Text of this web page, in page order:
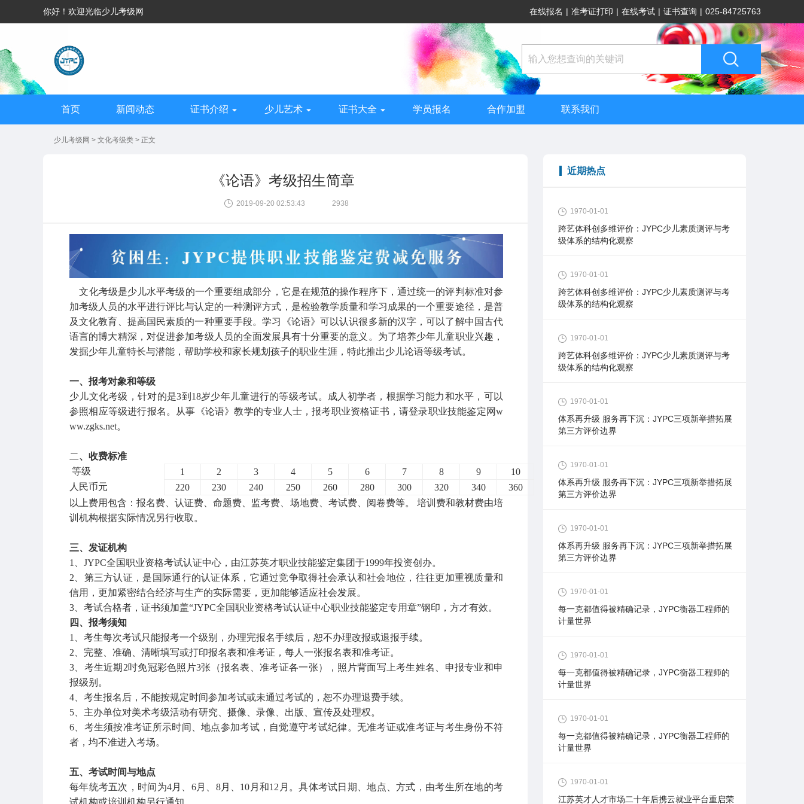
你好！欢迎光临少儿考级网 在线报名 | 准考证打印 | 在线考试 | 证书查询 | 025-84725763
首页 新闻动态 证书介绍 少儿艺术 证书大全 学员报名 合作加盟 联系我们
少儿考级网 > 文化考级类 > 正文
《论语》考级招生简章
2019-09-20 02:53:43 2938
文化考级是少儿水平考级的一个重要组成部分，它是在规范的操作程序下，通过统一的评判标准对参
加考级人员的水平进行评比与认定的一种测评方式，是检验教学质量和学习成果的一个重要途径，是普
及文化教育、提高国民素质的一种重要手段。学习《论语》可以认识很多新的汉字，可以了解中国古代
语言的博大精深，对促进参加考级人员的全面发展具有十分重要的意义。为了培养少年儿童职业兴趣，
发掘少年儿童特长与潜能，帮助学校和家长规划孩子的职业生涯，特此推出少儿论语等级考试。
一、报考对象和等级
少儿文化考级，针对的是3到18岁少年儿童进行的等级考试。成人初学者，根据学习能力和水平，可以
参照相应等级进行报名。从事《论语》教学的专业人士，报考职业资格证书，请登录职业技能鉴定网w
ww.zgks.net。
二、收费标准
等级
1 2 3 4 5 6 7 8 9
10
人民币元
220 230 240 250 260 280 300 320 340
360
以上费用包含：报名费、认证费、命题费、监考费、场地费、考试费、阅卷费等。 培训费和教材费由培
训机构根据实际情况另行收取。
三、发证机构
1、JYPC全国职业资格考试认证中心，由江苏英才职业技能鉴定集团于1999年投资创办。
2、第三方认证，是国际通行的认证体系，它通过竞争取得社会承认和社会地位，往往更加重视质量和
信用，更加紧密结合经济与生产的实际需要，更加能够适应社会发展。
3、考试合格者，证书须加盖“JYPC全国职业资格考试认证中心职业技能鉴定专用章”钢印，方才有效。
四、报考须知
1、考生每次考试只能报考一个级别，办理完报名手续后，恕不办理改报或退报手续。
2、完整、准确、清晰填写或打印报名表和准考证，每人一张报名表和准考证。
3、考生近期2吋免冠彩色照片3张（报名表、准考证各一张），照片背面写上考生姓名、申报专业和申
报级别。
4、考生报名后，不能按规定时间参加考试或未通过考试的，恕不办理退费手续。
5、主办单位对美术考级活动有研究、摄像、录像、出版、宣传及处理权。
6、考生须按准考证所示时间、地点参加考试，自觉遵守考试纪律。无准考证或准考证与考生身份不符
者，均不准进入考场。
五、考试时间与地点
每年统考五次，时间为4月、6月、8月、10月和12月。具体考试日期、地点、方式，由考生所在地的考
近期热点
1970-01-01
跨艺体科创多维评价：JYPC少儿素质测评与考
级体系的结构化观察
1970-01-01
跨艺体科创多维评价：JYPC少儿素质测评与考
级体系的结构化观察
1970-01-01
跨艺体科创多维评价：JYPC少儿素质测评与考
级体系的结构化观察
1970-01-01
体系再升级 服务再下沉：JYPC三项新举措拓展
第三方评价边界
1970-01-01
体系再升级 服务再下沉：JYPC三项新举措拓展
第三方评价边界
1970-01-01
体系再升级 服务再下沉：JYPC三项新举措拓展
第三方评价边界
1970-01-01
每一克都值得被精确记录，JYPC衡器工程师的
计量世界
1970-01-01
每一克都值得被精确记录，JYPC衡器工程师的
计量世界
1970-01-01
每一克都值得被精确记录，JYPC衡器工程师的
计量世界
1970-01-01
江苏英才人才市场二十年后携云就业平台重启荣